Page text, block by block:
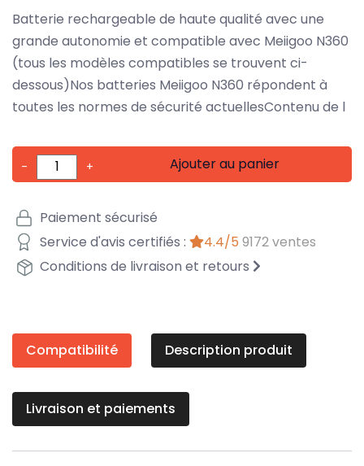
Batterie rechargeable de haute qualité avec une
grande autonomie et compatible avec Meiigoo N360
(tous les modèles compatibles se trouvent ci-
dessous)Nos batteries Meiigoo N360 répondent à
toutes les normes de sécurité actuellesContenu de l
- + Ajouter au panier
Paiement sécurisé
Service d'avis certifiés :
4.4/5 9172 ventes
Conditions de livraison et retours
Compatibilité Description produit
Livraison et paiements